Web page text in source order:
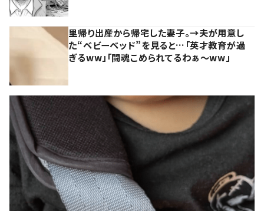
里帰り出産から帰宅した妻子。→夫が用意し
た“ベビーベッド”を見ると…「英才教育が過
ぎるww」「闘魂こめられてるわぁ～ww」